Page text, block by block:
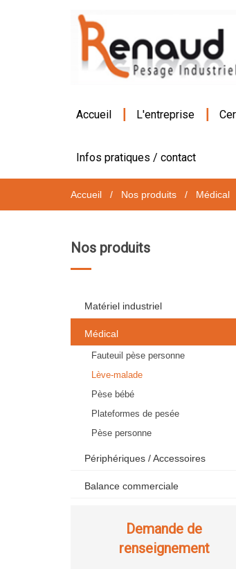
Accueil L'entreprise
Infos pratiques / contact
Accueil / Nos produits / Médical
Nos produits
Matériel industriel
Médical
Fauteuil pèse personne
Lève-malade
Pèse bébé
Plateformes de pesée
Pèse personne
Périphériques / Accessoires
Balance commerciale
Demande de
renseignement